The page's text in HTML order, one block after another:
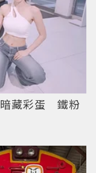
暗藏彩蛋 鐵粉